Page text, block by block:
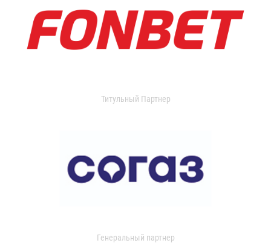
Титульный Партнер
Генеральный партнер